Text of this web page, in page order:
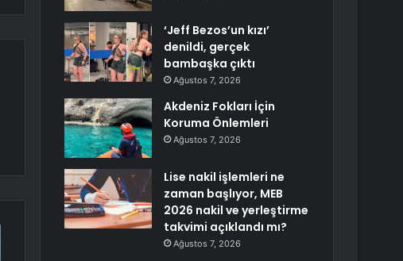
‘Jeff Bezos’un kızı’
denildi, gerçek
bambaşka çıktı
Ağustos 7, 2026
Akdeniz Fokları İçin
Koruma Önlemleri
Ağustos 7, 2026
Lise nakil işlemleri ne
zaman başlıyor, MEB
2026 nakil ve yerleştirme
takvimi açıklandı mı?
Ağustos 7, 2026